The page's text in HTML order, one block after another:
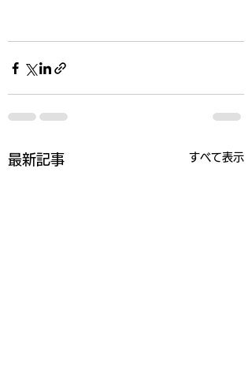
最新記事 すべて表示